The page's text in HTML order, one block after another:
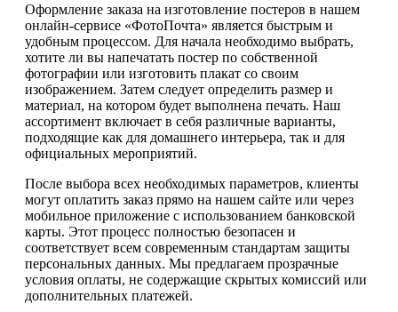
Оформление заказа на изготовление постеров в нашем
онлайн-сервисе «ФотоПочта» является быстрым и
удобным процессом. Для начала необходимо выбрать,
хотите ли вы напечатать постер по собственной
фотографии или изготовить плакат со своим
изображением. Затем следует определить размер и
материал, на котором будет выполнена печать. Наш
ассортимент включает в себя различные варианты,
подходящие как для домашнего интерьера, так и для
официальных мероприятий.
После выбора всех необходимых параметров, клиенты
могут оплатить заказ прямо на нашем сайте или через
мобильное приложение с использованием банковской
карты. Этот процесс полностью безопасен и
соответствует всем современным стандартам защиты
персональных данных. Мы предлагаем прозрачные
условия оплаты, не содержащие скрытых комиссий или
дополнительных платежей.